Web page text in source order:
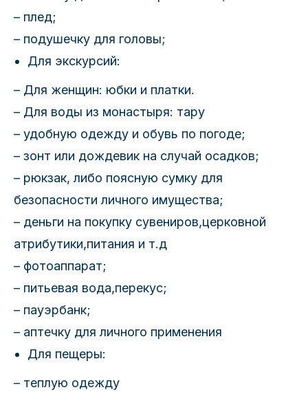
– плед;
– подушечку для головы;
Для экскурсий:
– Для женщин: юбки и платки.
– Для воды из монастыря: тару
– удобную одежду и обувь по погоде;
– зонт или дождевик на случай осадков;
– рюкзак, либо поясную сумку для
безопасности личного имущества;
– деньги на покупку сувениров,церковной
атрибутики,питания и т.д
– фотоаппарат;
– питьевая вода,перекус;
– пауэрбанк;
– аптечку для личного применения
Для пещеры:
– теплую одежду